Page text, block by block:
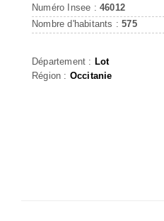
Numéro Insee : 46012
Nombre d'habitants :575
Département : Lot
Région : Occitanie